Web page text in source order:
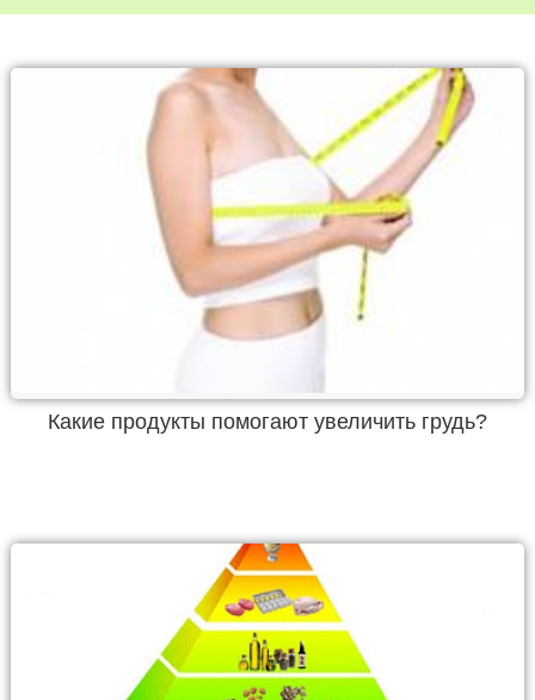
Какие продукты помогают увеличить грудь?